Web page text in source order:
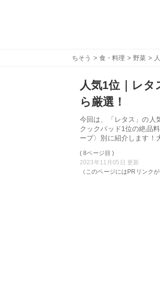
ちそう > 食・料理 > 野菜 >
人気1位｜レ
ら厳選！
今回は、「レタス」の人
クックパッド1位の絶品
ープ〉別に紹介します！
( 8ページ目 )
2023年11月05日 更新
（このページにはPRリンク